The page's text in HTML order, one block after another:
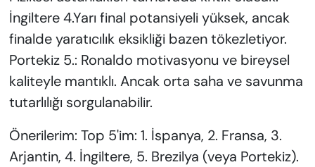
İngiltere 4.Yarı final potansiyeli yüksek, ancak
finalde yaratıcılık eksikliği bazen tökezletiyor.
Portekiz 5.: Ronaldo motivasyonu ve bireysel
kaliteyle mantıklı. Ancak orta saha ve savunma
tutarlılığı sorgulanabilir.
Önerilerim: Top 5'im: 1. İspanya, 2. Fransa, 3.
Arjantin, 4. İngiltere, 5. Brezilya (veya Portekiz).